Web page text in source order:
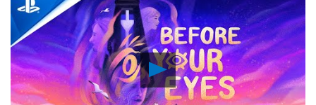
Play
Video